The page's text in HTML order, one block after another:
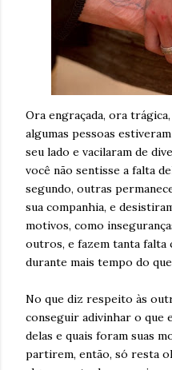
Ora engraçada, ora
algumas pessoas
seu lado e vacilaram de
você não sentisse a falta
segundo, outras
sua companhia, e
motivos, como
outros, e fazem tanta falta
durante mais tempo do
No que diz respeito às
conseguir adivinhar o que
delas e quais foram suas
partirem, então, só resta